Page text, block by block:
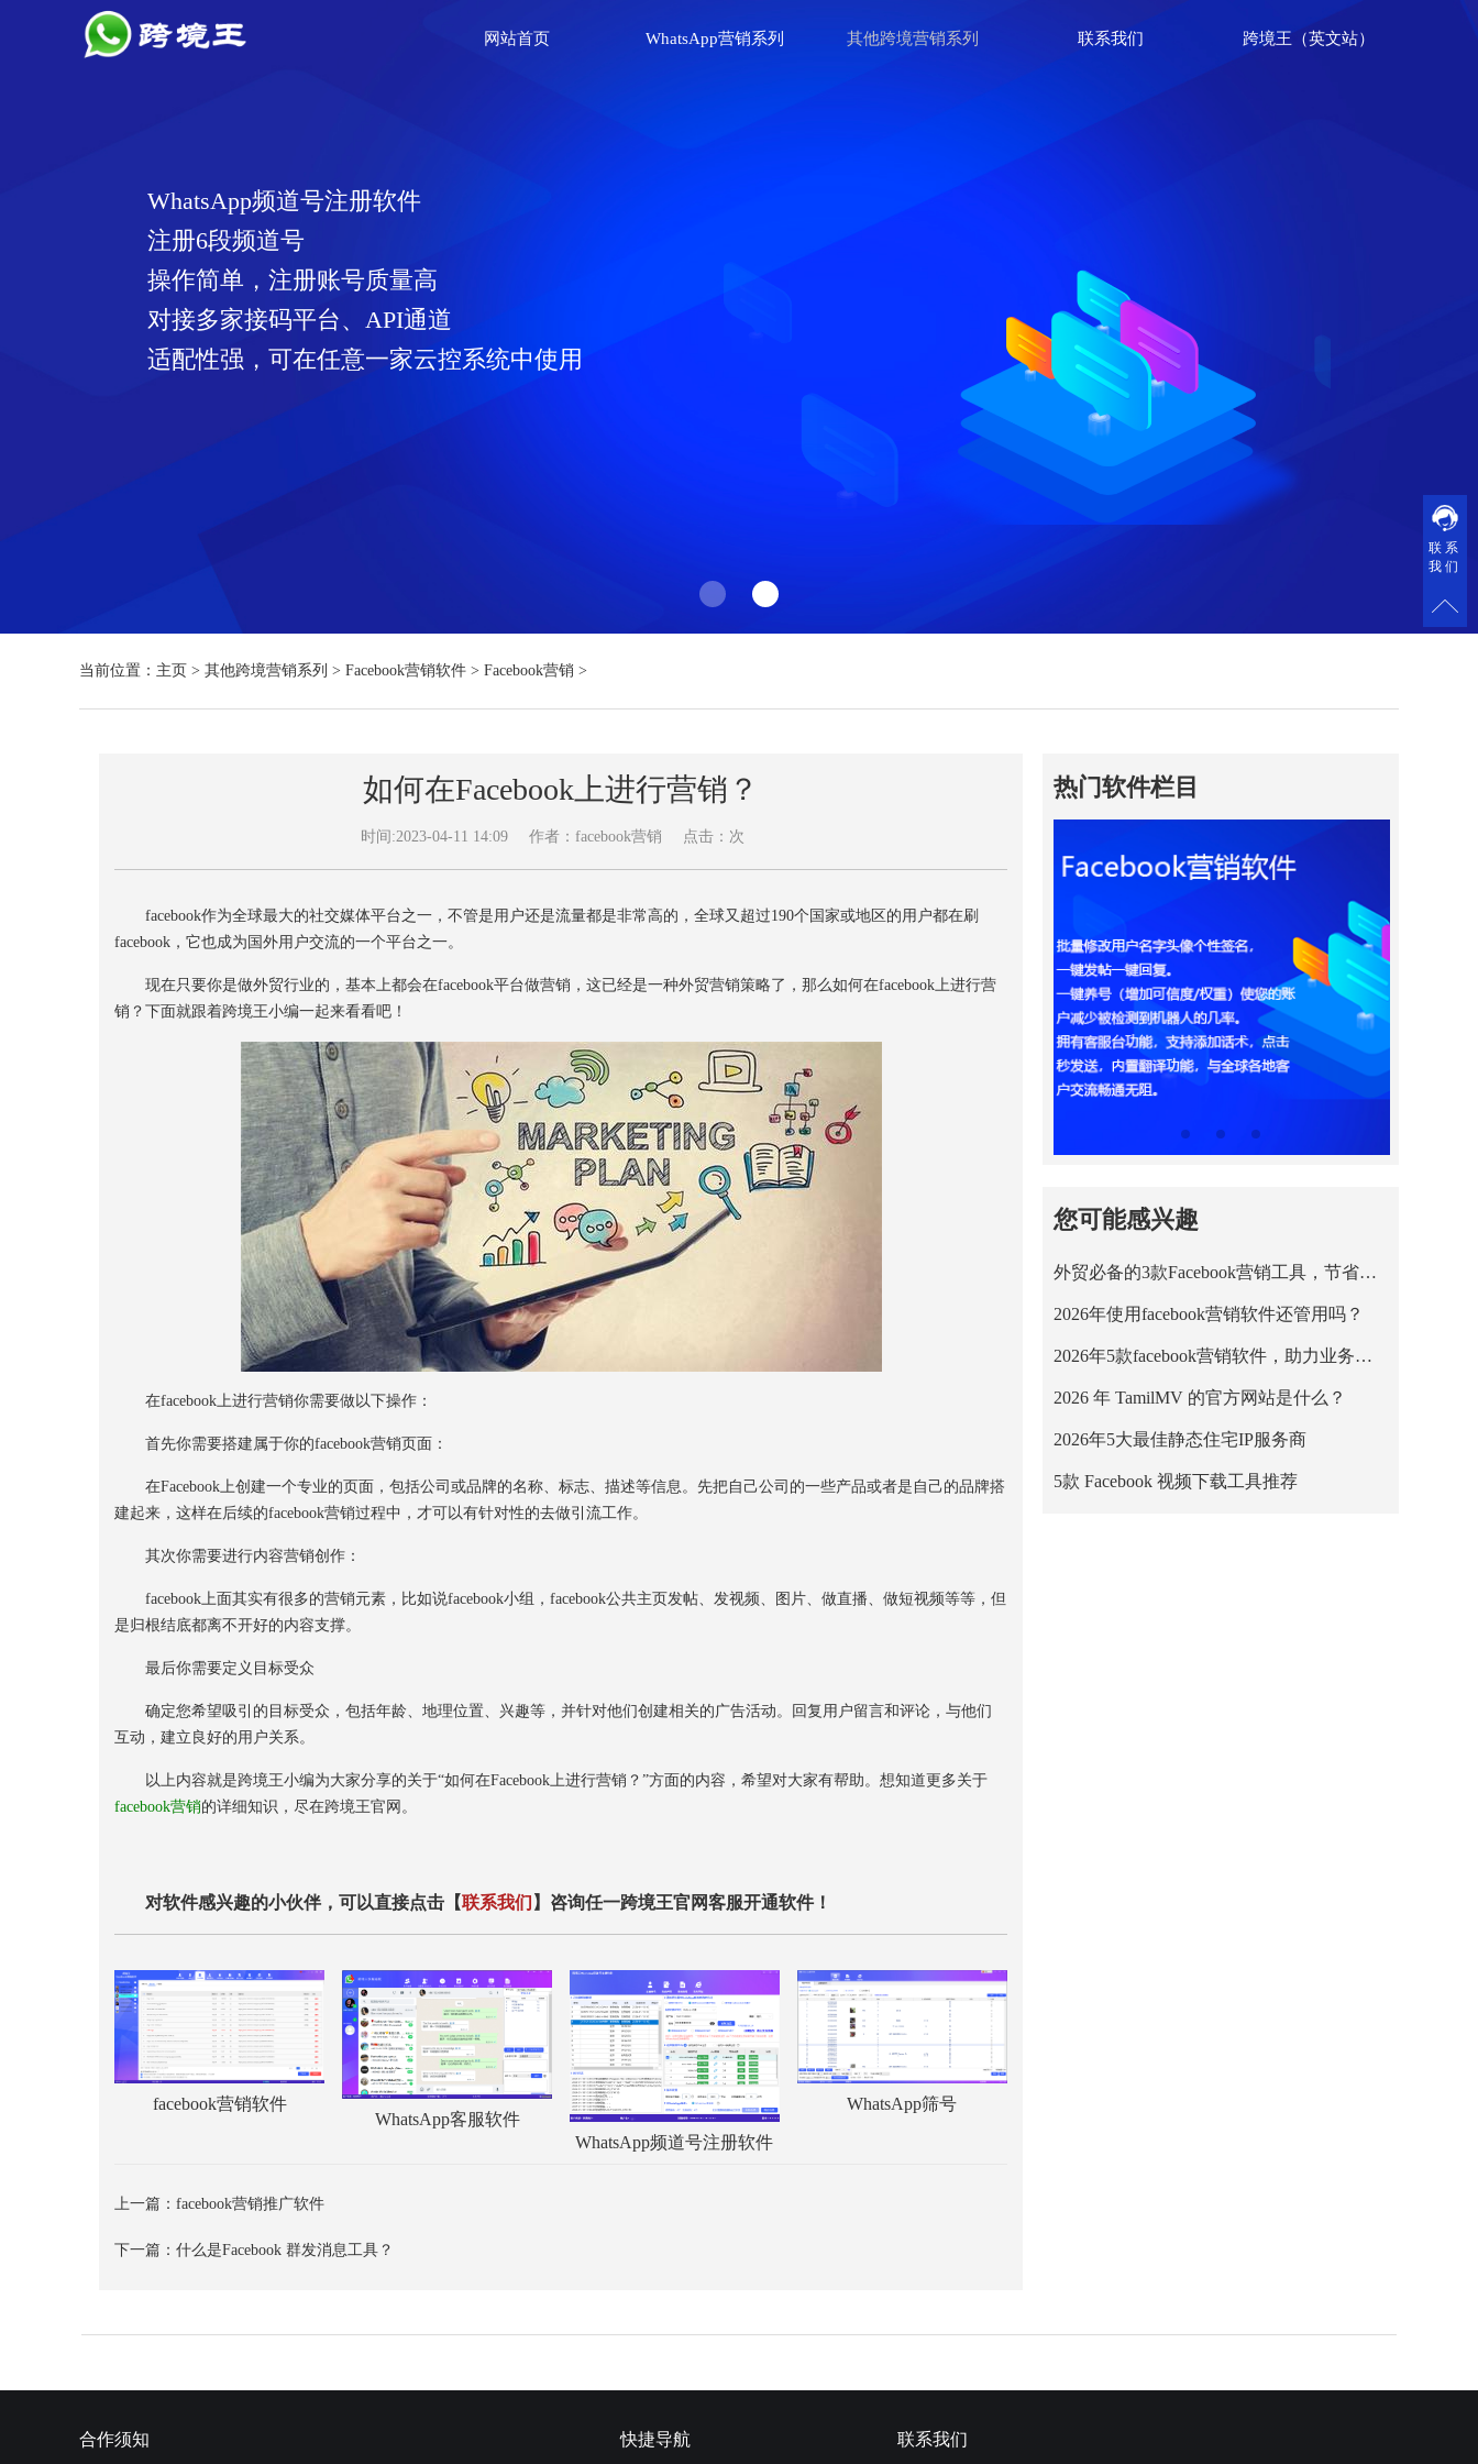
网站首页 WhatsApp营销系列 其他跨境营销系列 联系我们 跨境王（英文站）
WhatsApp频道号注册软件
注册6段频道号
操作简单，注册账号质量高
对接多家接码平台、API通道
适配性强，可在任意一家云控系统中使用
当前位置： 主页 > 其他跨境营销系列 > Facebook营销软件 > Facebook营销 >
如何在Facebook上进行营销？
时间:2023-04-11 14:09 作者：facebook营销 点击： 次
facebook作为全球最大的社交媒体平台之一，不管是用户还是流量都是非常高的，全球又超过190个国家或地区的用户都在刷
facebook，它也成为国外用户交流的一个平台之一。
现在只要你是做外贸行业的，基本上都会在facebook平台做营销，这已经是一种外贸营销策略了，那么如何在facebook上进行营
销？下面就跟着跨境王小编一起来看看吧！
在facebook上进行营销你需要做以下操作：
首先你需要搭建属于你的facebook营销页面：
在Facebook上创建一个专业的页面，包括公司或品牌的名称、标志、描述等信息。先把自己公司的一些产品或者是自己的品牌搭
建起来，这样在后续的facebook营销过程中，才可以有针对性的去做引流工作。
其次你需要进行内容营销创作：
facebook上面其实有很多的营销元素，比如说facebook小组，facebook公共主页发帖、发视频、图片、做直播、做短视频等等，但
是归根结底都离不开好的内容支撑。
最后你需要定义目标受众
确定您希望吸引的目标受众，包括年龄、地理位置、兴趣等，并针对他们创建相关的广告活动。回复用户留言和评论，与他们
互动，建立良好的用户关系。
以上内容就是跨境王小编为大家分享的关于“如何在Facebook上进行营销？”方面的内容，希望对大家有帮助。想知道更多关于
facebook营销的详细知识，尽在跨境王官网。
对软件感兴趣的小伙伴，可以直接点击【联系我们 】咨询任一跨境王官网客服开通软件！
facebook营销软件
WhatsApp客服软件
WhatsApp频道号注册软件
WhatsApp筛号
上一篇：facebook营销推广软件
下一篇：什么是Facebook 群发消息工具？
热门软件栏目
您可能感兴趣
外贸必备的3款Facebook营销工具，节省营销成本！
2026年使用facebook营销软件还管用吗？
2026年5款facebook营销软件，助力业务平稳运行！
2026 年 TamilMV 的官方网站是什么？
2026年5大最佳静态住宅IP服务商
5款 Facebook 视频下载工具推荐
合作须知 快捷导航 联系我们
联系
我们